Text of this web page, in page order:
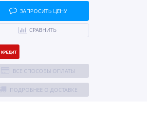
ЗАПРОСИТЬ ЦЕНУ
СРАВНИТЬ
ВСЕ СПОСОБЫ ОПЛАТЫ
ПОДРОБНЕЕ О ДОСТАВКЕ